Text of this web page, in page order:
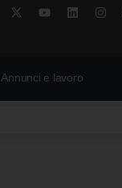
Annunci e lavoro